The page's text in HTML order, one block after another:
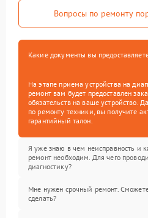
Вопросы по ремонту
Какие документы вы
На этапе приема устройства на
ремонт вам будет предоставлен
обязательств на ваше устройство.
по ремонту техники, вы получите
гарантийный талон.
Я уже знаю в чем неисправность и
ремонт необходим. Для чего
диагностику?
Мне нужен срочный ремонт.
сделать?